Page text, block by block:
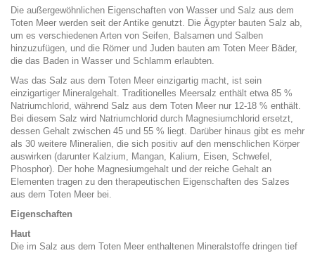
Die außergewöhnlichen Eigenschaften von Wasser und Salz aus dem
Toten Meer werden seit der Antike genutzt. Die Ägypter bauten Salz ab,
um es verschiedenen Arten von Seifen, Balsamen und Salben
hinzuzufügen, und die Römer und Juden bauten am Toten Meer Bäder,
die das Baden in Wasser und Schlamm erlaubten.
Was das Salz aus dem Toten Meer einzigartig macht, ist sein
einzigartiger Mineralgehalt. Traditionelles Meersalz enthält etwa 85 %
Natriumchlorid, während Salz aus dem Toten Meer nur 12-18 % enthält.
Bei diesem Salz wird Natriumchlorid durch Magnesiumchlorid ersetzt,
dessen Gehalt zwischen 45 und 55 % liegt. Darüber hinaus gibt es mehr
als 30 weitere Mineralien, die sich positiv auf den menschlichen Körper
auswirken (darunter Kalzium, Mangan, Kalium, Eisen, Schwefel,
Phosphor). Der hohe Magnesiumgehalt und der reiche Gehalt an
Elementen tragen zu den therapeutischen Eigenschaften des Salzes
aus dem Toten Meer bei.
Eigenschaften
Haut
Die im Salz aus dem Toten Meer enthaltenen Mineralstoffe dringen tief